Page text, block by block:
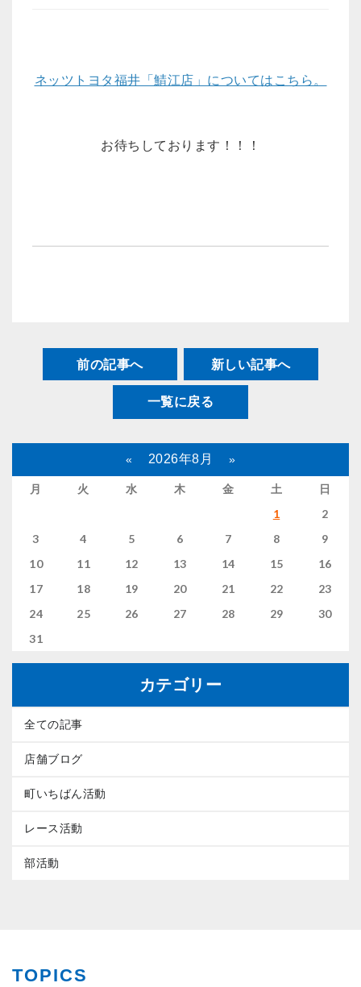
ネッツトヨタ福井「鯖江店」についてはこちら。
お待ちしております！！！
前の記事へ 新しい記事へ
一覧に戻る
« 2026年8月 »
月 火 水 木 金 土
日
1
2
3
4 5 6 7 8
9
10
11 12 13 14 15
16
17
18 19 20 21 22
23
24
25 26 27 28 29
30
31
カテゴリー
全ての記事
店舗ブログ
町いちばん活動
レース活動
部活動
TOPICS